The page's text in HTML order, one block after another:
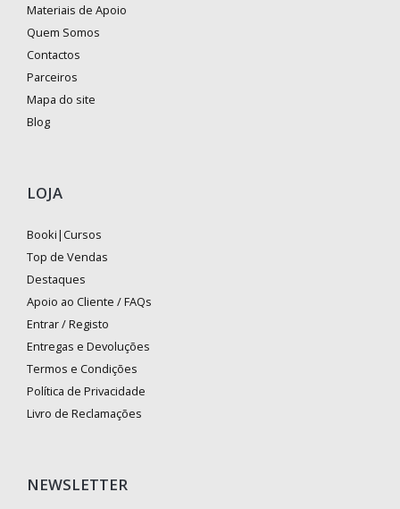
Materiais de Apoio
Quem Somos
Contactos
Parceiros
Mapa do site
Blog
LOJA
Booki|Cursos
Top de Vendas
Destaques
Apoio ao Cliente / FAQs
Entrar / Registo
Entregas e Devoluções
Termos e Condições
Política de Privacidade
Livro de Reclamações
NEWSLETTER